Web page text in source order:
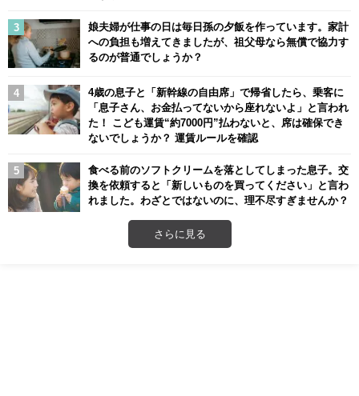
娘夫婦が仕事の日は毎日孫の夕飯を作っています。家計
への負担も増えてきましたが、祖父母なら無償で協力す
るのが普通でしょうか？
4歳の息子と「新幹線の自由席」で帰省したら、乗客に
「息子さん、お金払ってないから座れないよ」と言われ
た！ こども運賃“約7000円”払わないと、席は確保でき
ないでしょうか？ 運賃ルールを確認
食べる前のソフトクリームを落としてしまった息子。交
換を依頼すると「新しいものを買ってください」と言わ
れました。わざとではないのに、理不尽すぎませんか？
さらに見る